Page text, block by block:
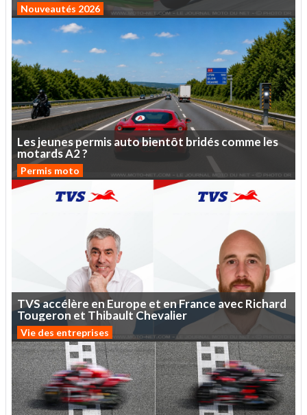
Nouveautés 2026
Lesjeunespermisautobientôt bridéscommeles
motardsA2?
Permis moto
TVSaccélère enEurope et enFrance avecRichard
Tougeron et Thibault Chevalier
Vie des entreprises